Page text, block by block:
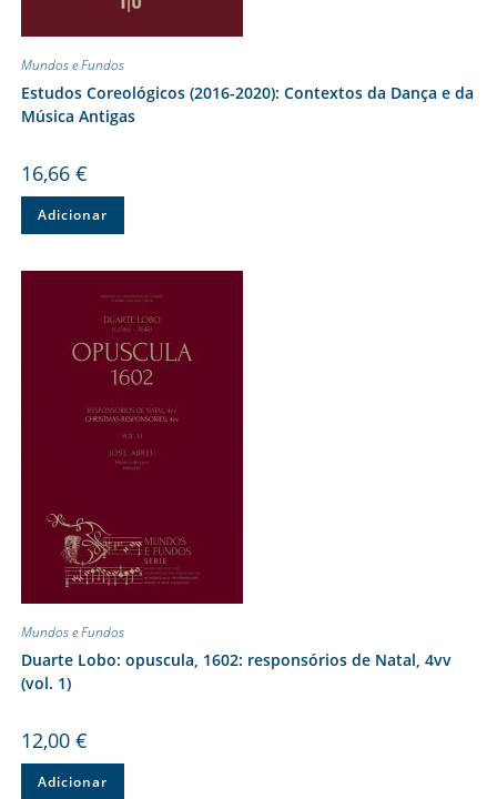
Mundos e Fundos
Estudos Coreológicos (2016-2020): Contextos da Dança e da
Música Antigas
16,66 €
Adicionar
Mundos e Fundos
Duarte Lobo: opuscula, 1602: responsórios de Natal, 4vv
(vol. 1)
12,00 €
Adicionar